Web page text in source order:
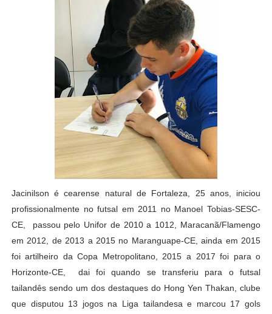
Jacinilson é cearense natural de Fortaleza, 25 anos, iniciou
profissionalmente no futsal em 2011 no Manoel Tobias-SESC-
CE, passou pelo Unifor de 2010 a 1012, Maracanã/Flamengo
em 2012, de 2013 a 2015 no Maranguape-CE, ainda em 2015
foi artilheiro da Copa Metropolitano,
2015 a 2017 foi para o
Horizonte-CE, dai foi quando se transferiu para o futsal
tailandês sendo um dos destaques do Hong Yen Thakan , clube
que disputou 13 jogos na Liga tailandesa e marcou 17 gols